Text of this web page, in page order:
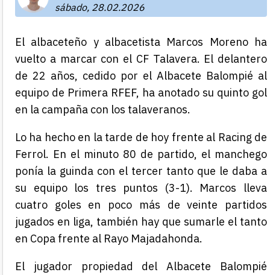
sábado, 28.02.2026
El albaceteño y albacetista Marcos Moreno ha
vuelto a marcar con el CF Talavera. El delantero
de 22 años, cedido por el Albacete Balompié al
equipo de Primera RFEF, ha anotado su quinto gol
en la campaña con los talaveranos.
Lo ha hecho en la tarde de hoy frente al Racing de
Ferrol. En el minuto 80 de partido, el manchego
ponía la guinda con el tercer tanto que le daba a
su equipo los tres puntos (3-1). Marcos lleva
cuatro goles en poco más de veinte partidos
jugados en liga, también hay que sumarle el tanto
en Copa frente al Rayo Majadahonda.
El jugador propiedad del Albacete Balompié